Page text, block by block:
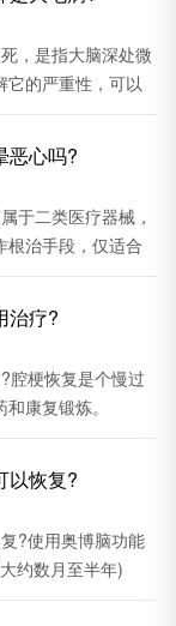
，是指大脑深处微
它的严重性，可以
恶心吗?
于二类医疗器械，
根治手段，仅适合
治疗?
腔梗恢复是个慢过
康复锻炼。
以恢复?
?使用奥博脑功能
约数月至半年)